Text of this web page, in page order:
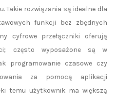
Takie rozwiązania są idealne dla
funkcji bez zbędnych
cyfrowe przełączniki oferują
często wyposażone są w
programowanie czasowe czy
za pomocą aplikacji
temu użytkownik ma większą